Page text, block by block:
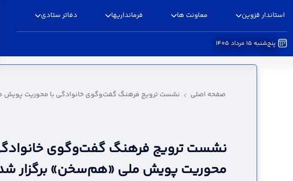
استاندار قزوین معاونت ها فرمانداریها دفاتر ستادی
پنج‌شنبه 15 مرداد 1405
نشست ترویج فرهنگ گفت‌وگوی خانوادگی با محوریت پویش
صفحه اصلی نشست ترویج فرهنگ گفت‌وگوی خانوادگی با محوریت پویش
نشست ترویج فرهنگ گفت‌وگوی
محوریت پویش ملی «هم‌سخن» برگزار